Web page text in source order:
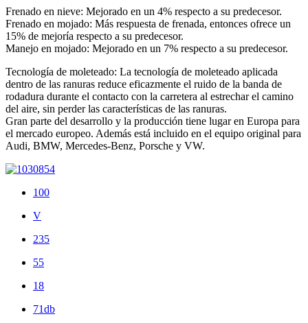
Frenado en nieve: Mejorado en un 4% respecto a su predecesor.
Frenado en mojado: Más respuesta de frenada, entonces ofrece un
15% de mejoría respecto a su predecesor.
Manejo en mojado: Mejorado en un 7% respecto a su predecesor.
Tecnología de moleteado: La tecnología de moleteado aplicada
dentro de las ranuras reduce eficazmente el ruido de la banda de
rodadura durante el contacto con la carretera al estrechar el camino
del aire, sin perder las características de las ranuras.
Gran parte del desarrollo y la producción tiene lugar en Europa para
el mercado europeo. Además está incluido en el equipo original para
Audi, BMW, Mercedes-Benz, Porsche y VW.
100
V
235
55
18
71db